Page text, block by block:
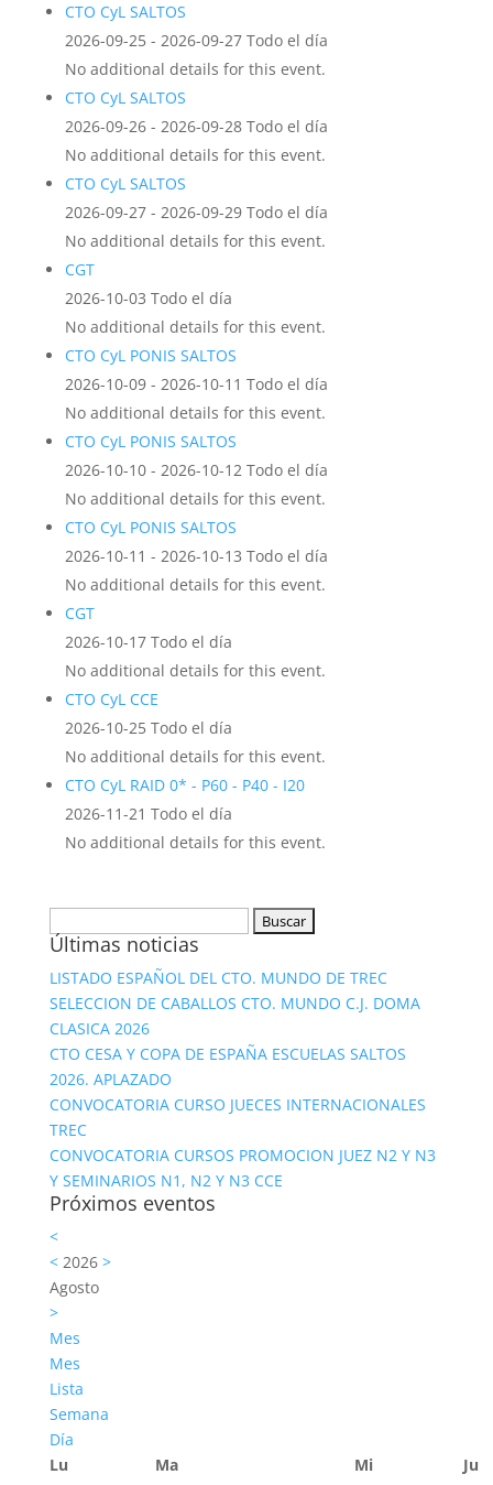
CTO CyL SALTOS
2026-09-25 - 2026-09-27 Todo el día
No additional details for this event.
CTO CyL SALTOS
2026-09-26 - 2026-09-28 Todo el día
No additional details for this event.
CTO CyL SALTOS
2026-09-27 - 2026-09-29 Todo el día
No additional details for this event.
CGT
2026-10-03 Todo el día
No additional details for this event.
CTO CyL PONIS SALTOS
2026-10-09 - 2026-10-11 Todo el día
No additional details for this event.
CTO CyL PONIS SALTOS
2026-10-10 - 2026-10-12 Todo el día
No additional details for this event.
CTO CyL PONIS SALTOS
2026-10-11 - 2026-10-13 Todo el día
No additional details for this event.
CGT
2026-10-17 Todo el día
No additional details for this event.
CTO CyL CCE
2026-10-25 Todo el día
No additional details for this event.
CTO CyL RAID 0* - P60 - P40 - I20
2026-11-21 Todo el día
No additional details for this event.
Últimas noticias
LISTADO ESPAÑOL DEL CTO. MUNDO DE TREC
SELECCION DE CABALLOS CTO. MUNDO C.J. DOMA
CLASICA 2026
CTO CESA Y COPA DE ESPAÑA ESCUELAS SALTOS
2026. APLAZADO
CONVOCATORIA CURSO JUECES INTERNACIONALES
TREC
CONVOCATORIA CURSOS PROMOCION JUEZ N2 Y N3
Y SEMINARIOS N1, N2 Y N3 CCE
Próximos eventos
<
<2026 >
Agosto
>
Mes
Mes
Lista
Semana
Día
Lu
Ma Mi Ju